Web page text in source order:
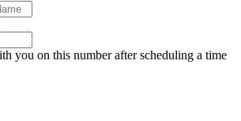
you on this number after scheduling a time